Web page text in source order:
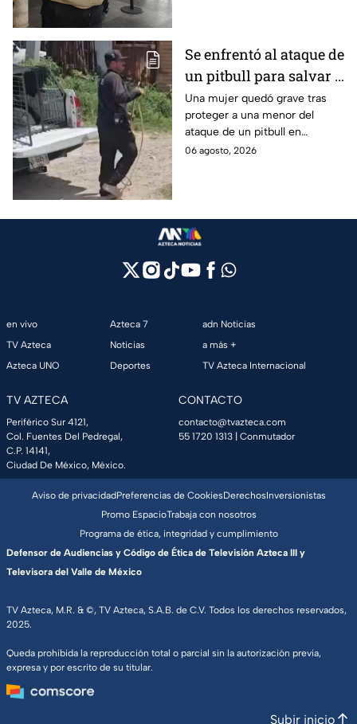
Se enfrentó al ataque de
un pitbull para salvar a
una menor; hoy lucha
por su vida en Zapopan
Una mujer quedó grave tras
proteger a una menor del
ataque de un pitbull en
Zapopan; la víctima sufrió
06 agosto, 2026
en vivo
TV Azteca
Azteca UNO
Azteca 7
Noticias
Deportes
adn Noticias
a más +
TV Azteca Internacional
TV AZTECA
Periférico Sur 4121,
Col. Fuentes Del Pedregal,
C.P. 14141,
Ciudad De México, México.
CONTACTO
contacto@tvazteca.com
55 1720 1313 | Conmutador
TV Azteca, M.R. & ©, TV Azteca, S.A.B. de C.V. Todos los derechos reservados,
2025.
Queda prohibida la reproducción total o parcial sin la autorización previa,
expresa y por escrito de su titular.
Aviso de privacidadPreferencias de CookiesDerechosInversionistas
Promo EspacioTrabaja con nosotros
Programa de ética, integridad y cumplimiento
Defensor de Audiencias y Código de Ética de Televisión Azteca III y
Televisora del Valle de México
Subir inicio